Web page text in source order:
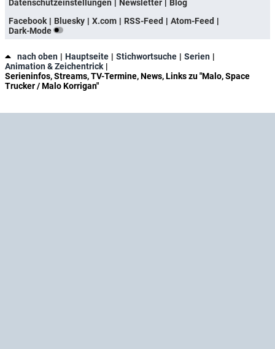
Datenschutzeinstellungen
Newsletter
Blog
Facebook
Bluesky X.com RSS-Feed
Atom-Feed
Dark-Mode
nach oben Hauptseite Stichwortsuche
Serien
Animation & Zeichentrick
Serieninfos, Streams, TV-Termine, News, Links zu "Malo, Space
Trucker / Malo Korrigan"